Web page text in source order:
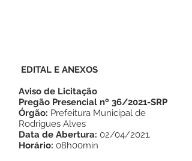
EDITAL E ANEXOS
Aviso de Licitação
Pregão Presencial nº 36/2021-SRP
Órgão: Prefeitura Municipal de
Rodrigues Alves
Data de Abertura: 02/04/2021.
Horário: 08h00min